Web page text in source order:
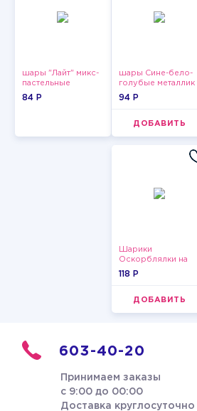
шары "Лайт" микс-
пастельные
84 P
шары Сине-бело-
голубые металлик
94 P
ДОБАВИТЬ
Шарики
Оскорблялки на
день рождения для
118 P
ДОБАВИТЬ
603-40-20
Принимаем заказы
с 9:00 до 00:00
Доставка круглосуточно